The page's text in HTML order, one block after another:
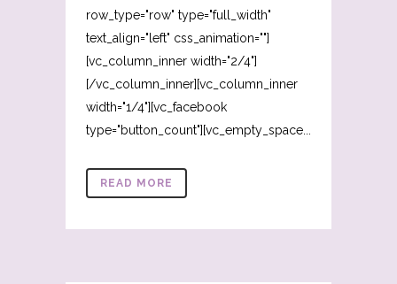
row_type="row" type="full_width"
text_align="left" css_animation=""]
[vc_column_inner width="2/4"]
[/vc_column_inner][vc_column_inner
width="1/4"][vc_facebook
type="button_count"][vc_empty_space...
READ MORE